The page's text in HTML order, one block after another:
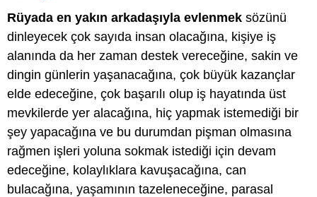
Rüyada en yakın arkadaşıyla evlenmek sözünü
dinleyecek çok sayıda insan olacağına, kişiye iş
alanında da her zaman destek vereceğine, sakin ve
dingin günlerin yaşanacağına, çok büyük kazançlar
elde edeceğine, çok başarılı olup iş hayatında üst
mevkilerde yer alacağına, hiç yapmak istemediği bir
şey yapacağına ve bu durumdan pişman olmasına
rağmen işleri yoluna sokmak istediği için devam
edeceğine, kolaylıklara kavuşacağına, can
bulacağına, yaşamının tazeleneceğine, parasal